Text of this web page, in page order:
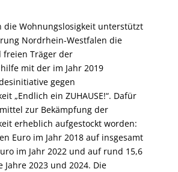
die Wohnungslosigkeit unterstützt
Nordrhein-Westfalen die
freien Träger der
mit der im Jahr 2019
gegen
„Endlich ein ZUHAUSE!“. Dafür
zur Bekämpfung der
erheblich aufgestockt worden:
Euro im Jahr 2018 auf insgesamt
im Jahr 2022 und auf rund 15,6
2023 und 2024. Die